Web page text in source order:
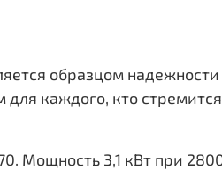
образцом
каждого, кто
Мощность 3,1 кВт при